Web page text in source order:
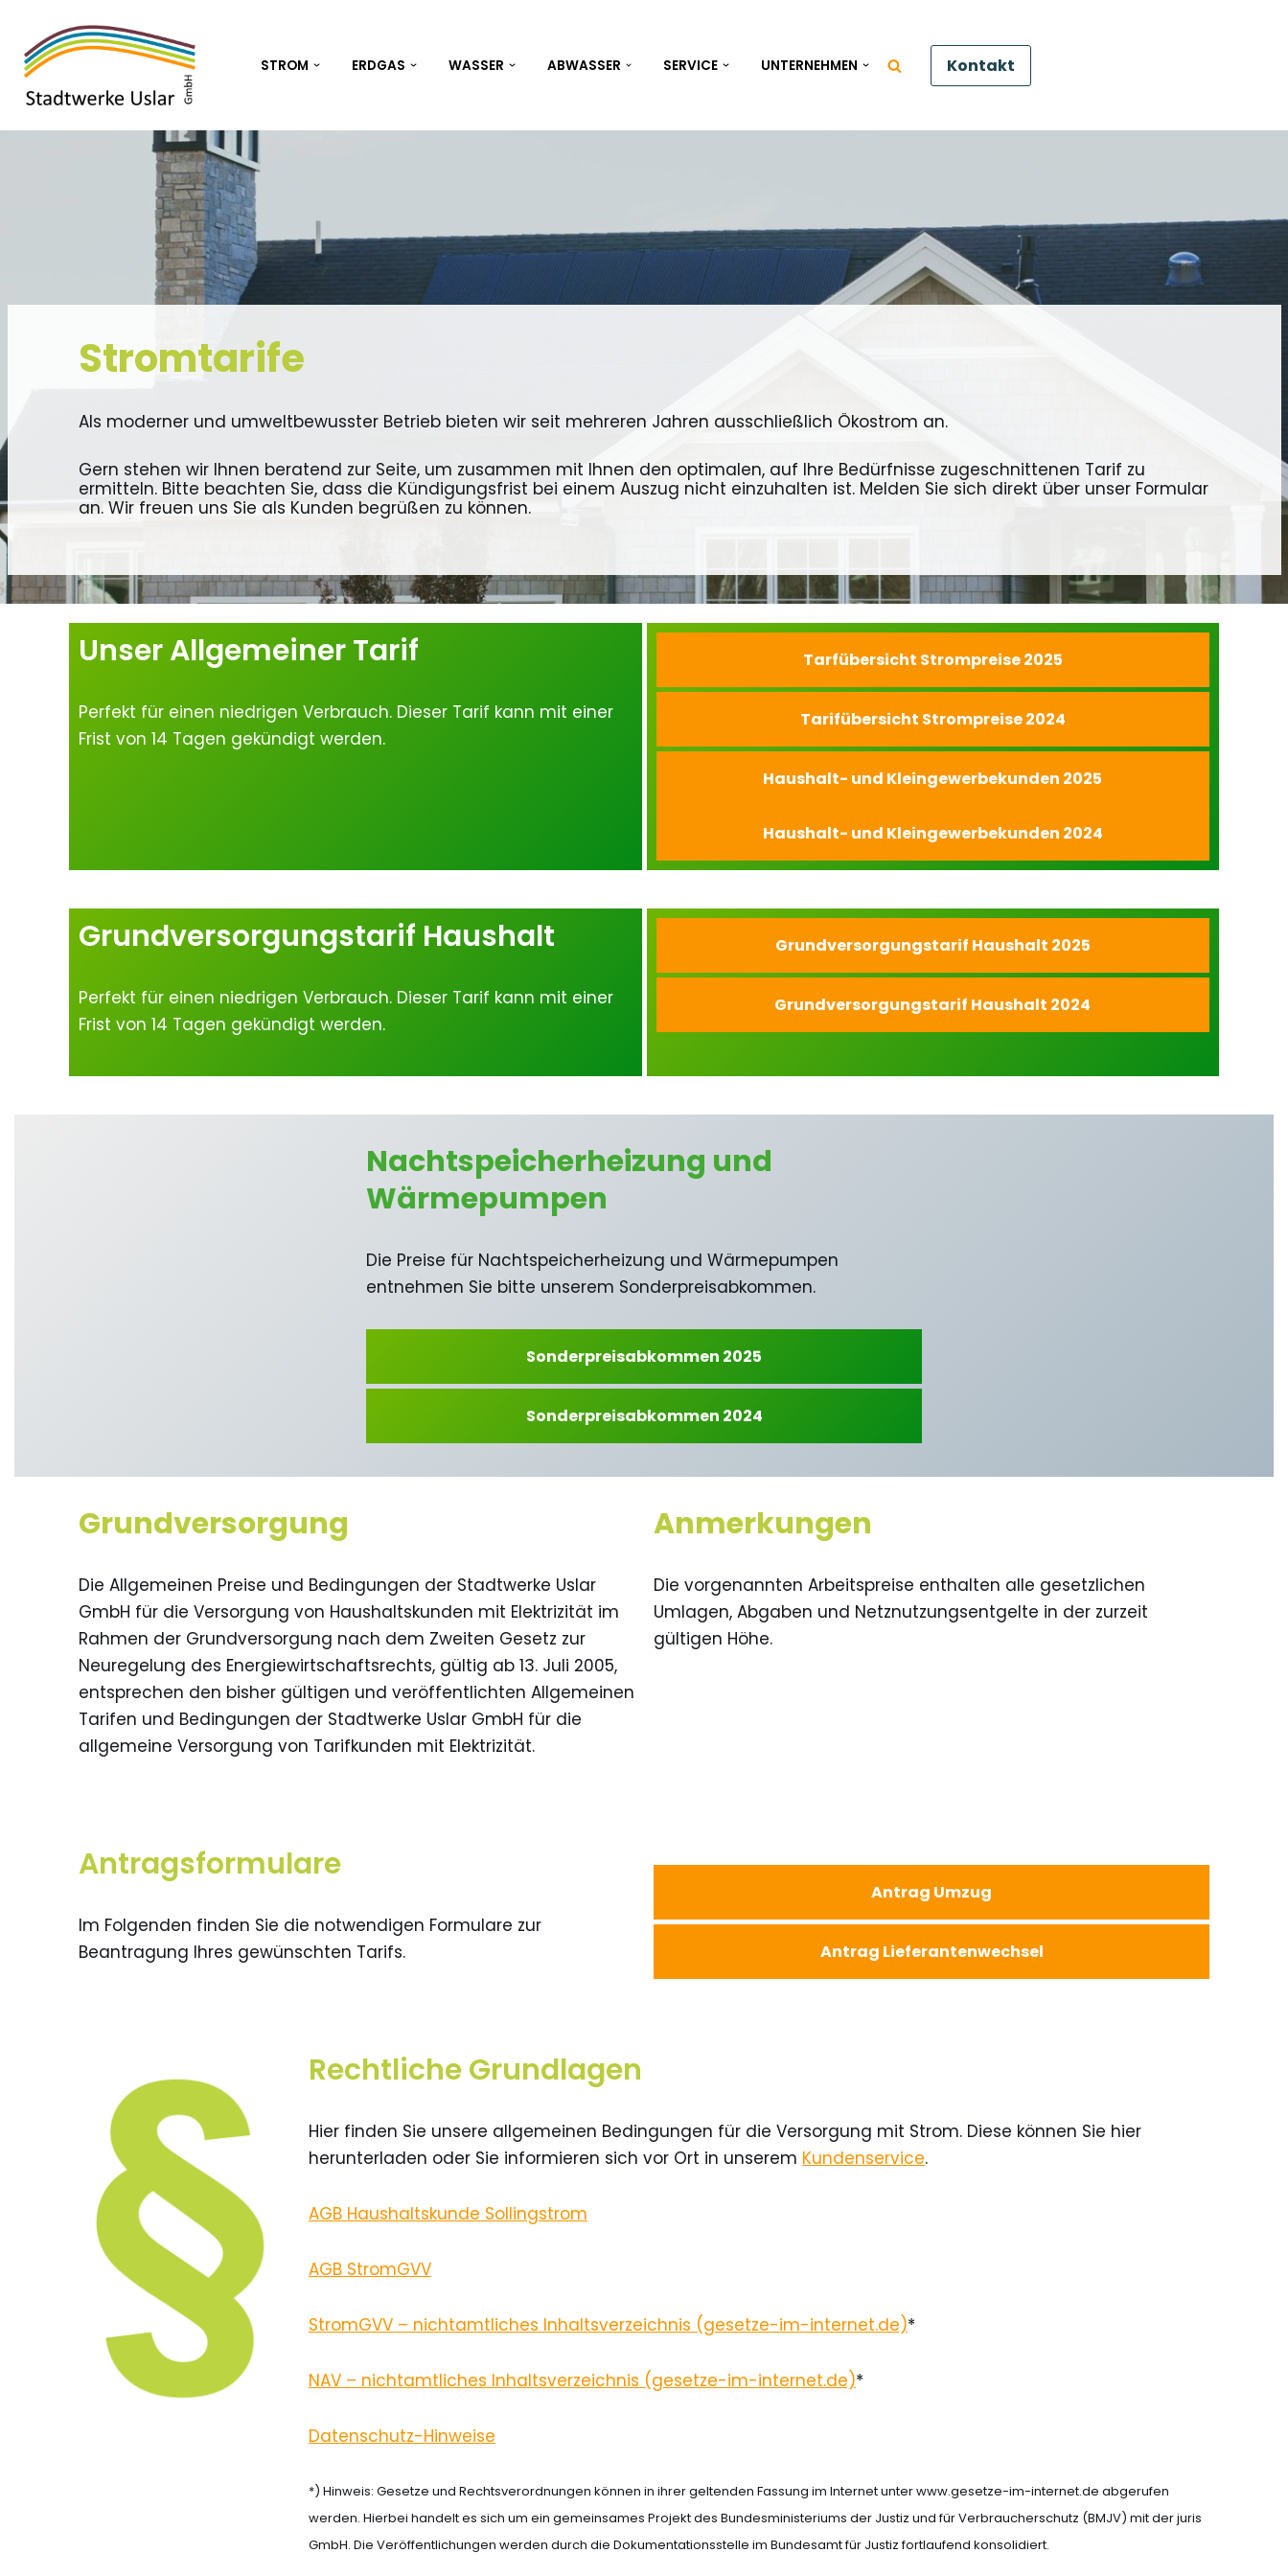
Zum
Inhalt
springen
STROM ERDGAS WASSER ABWASSER SERVICE UNTERNEHMEN Kontakt
Stromtarife
Als moderner und umweltbewusster Betrieb bieten wir seit mehreren Jahren ausschließlich Ökostrom an.
Gern stehen wir Ihnen beratend zur Seite, um zusammen mit Ihnen den optimalen, auf Ihre Bedürfnisse zugeschnittenen Tarif zu
ermitteln. Bitte beachten Sie, dass die Kündigungsfrist bei einem Auszug nicht einzuhalten ist. Melden Sie sich direkt über unser Formular
an. Wir freuen uns Sie als Kunden begrüßen zu können.
Unser Allgemeiner Tarif
Perfekt für einen niedrigen Verbrauch. Dieser Tarif kann mit einer
Frist von 14 Tagen gekündigt werden.
Tarfübersicht Strompreise 2025
Tarifübersicht Strompreise 2024
Haushalt- und Kleingewerbekunden 2025
Haushalt- und Kleingewerbekunden 2024
Grundversorgungstarif Haushalt
Perfekt für einen niedrigen Verbrauch. Dieser Tarif kann mit einer
Frist von 14 Tagen gekündigt werden.
Grundversorgungstarif Haushalt 2025
Grundversorgungstarif Haushalt 2024
Nachtspeicherheizung und
Wärmepumpen
Die Preise für Nachtspeicherheizung und Wärmepumpen
entnehmen Sie bitte unserem Sonderpreisabkommen.
Sonderpreisabkommen 2025
Sonderpreisabkommen 2024
Grundversorgung
Die Allgemeinen Preise und Bedingungen der Stadtwerke Uslar
GmbH für die Versorgung von Haushaltskunden mit Elektrizität im
Rahmen der Grundversorgung nach dem Zweiten Gesetz zur
Neuregelung des Energiewirtschaftsrechts, gültig ab 13. Juli 2005,
entsprechen den bisher gültigen und veröffentlichten Allgemeinen
Tarifen und Bedingungen der Stadtwerke Uslar GmbH für die
allgemeine Versorgung von Tarifkunden mit Elektrizität.
Anmerkungen
Die vorgenannten Arbeitspreise enthalten alle gesetzlichen
Umlagen, Abgaben und Netznutzungsentgelte in der zurzeit
gültigen Höhe.
Antragsformulare
Im Folgenden finden Sie die notwendigen Formulare zur
Beantragung Ihres gewünschten Tarifs.
Antrag Umzug
Antrag Lieferantenwechsel
Rechtliche Grundlagen
Hier finden Sie unsere allgemeinen Bedingungen für die Versorgung mit Strom. Diese können Sie hier
herunterladen oder Sie informieren sich vor Ort in unserem Kundenservice.
AGB Haushaltskunde Sollingstrom
AGB StromGVV
StromGVV – nichtamtliches Inhaltsverzeichnis (gesetze-im-internet.de)*
NAV – nichtamtliches Inhaltsverzeichnis (gesetze-im-internet.de)*
Datenschutz-Hinweise
*) Hinweis: Gesetze und Rechtsverordnungen können in ihrer geltenden Fassung im Internet unter www.gesetze-im-internet.de abgerufen
werden. Hierbei handelt es sich um ein gemeinsames Projekt des Bundesministeriums der Justiz und für Verbraucherschutz (BMJV) mit der juris
GmbH. Die Veröffentlichungen werden durch die Dokumentationsstelle im Bundesamt für Justiz fortlaufend konsolidiert.